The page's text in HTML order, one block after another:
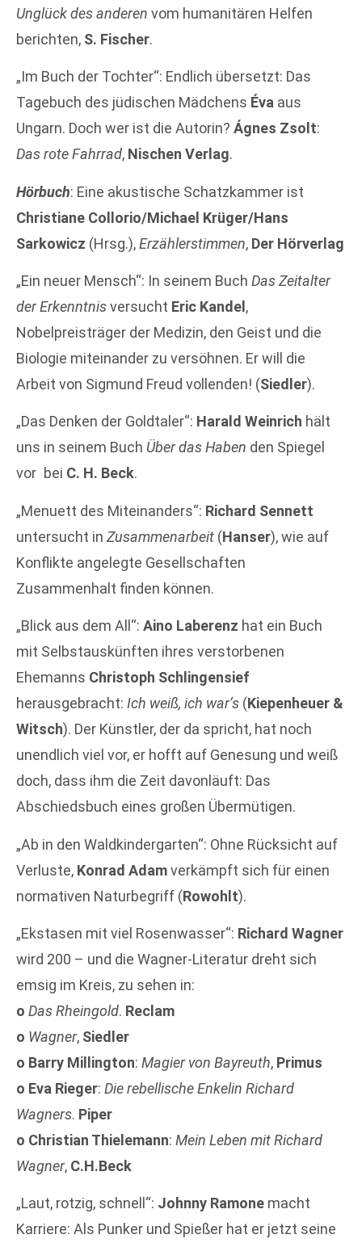
Unglück des anderen vom humanitären Helfen
berichten, S. Fischer.
„Im Buch der Tochter“: Endlich übersetzt: Das
Tagebuch des jüdischen Mädchens Éva aus
Ungarn. Doch wer ist die Autorin? Ágnes Zsolt:
Das rote Fahrrad, Nischen Verlag.
Hörbuch: Eine akustische Schatzkammer ist
Christiane Collorio/Michael Krüger/Hans
Sarkowicz (Hrsg.),Erzählerstimmen, Der Hörverlag
„Ein neuer Mensch“: In seinem Buch Das Zeitalter
der Erkenntnisversucht Eric Kandel ,
Nobelpreisträger der Medizin, den Geist und die
Biologie miteinander zu versöhnen. Er will die
Arbeit von Sigmund Freud vollenden! (Siedler).
„Das Denken der Goldtaler“: Harald Weinrich hält
uns in seinem Buch Über das Haben den Spiegel
vor bei C. H. Beck.
„Menuett des Miteinanders“: Richard Sennett
untersucht in Zusammenarbeit (Hanser), wie auf
Konflikte angelegte Gesellschaften
Zusammenhalt finden können.
„Blick aus dem All“: Aino Laberenz hat ein Buch
mit Selbstauskünften ihres verstorbenen
Ehemanns Christoph Schlingensief
herausgebracht: Ich weiß, ich war‘s (Kiepenheuer &
Witsch). Der Künstler, der da spricht, hat noch
unendlich viel vor, er hofft auf Genesung und weiß
doch, dass ihm die Zeit davonläuft: Das
Abschiedsbuch eines großen Übermütigen.
„Ab in den Waldkindergarten“: Ohne Rücksicht auf
Verluste, Konrad Adamverkämpft sich für einen
normativen Naturbegriff (Rowohlt).
„Ekstasen mit viel Rosenwasser“: Richard Wagner
wird 200 – und die Wagner-Literatur dreht sich
emsig im Kreis, zu sehen in:
o Das Rheingold. Reclam
o Wagner, Siedler
o Barry Millington: Magier von Bayreuth, Primus
o Eva Rieger: Die rebellische Enkelin Richard
Wagners. Piper
o Christian Thielemann: Mein Leben mit Richard
Wagner, C.H.Beck
„Laut, rotzig, schnell“: Johnny Ramone macht
Karriere: Als Punker und Spießer hat er jetzt seine